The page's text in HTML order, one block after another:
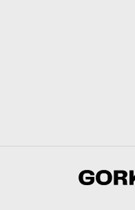
3D@GORK.ME